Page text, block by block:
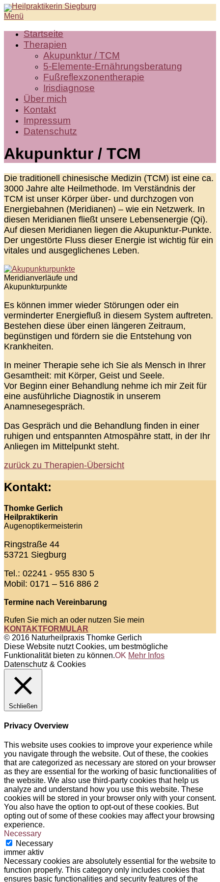
Zum
Inhalt
Menü
Startseite
Therapien
Akupunktur / TCM
5-Elemente-Ernährungsberatung
Fußreflexzonentherapie
Irisdiagnose
Über mich
Kontakt
Impressum
Datenschutz
Akupunktur / TCM
Die traditionell chinesische Medizin (TCM) ist eine ca.
3000 Jahre alte Heilmethode. Im Verständnis der
TCM ist unser Körper über- und durchzogen von
Energiebahnen (Meridianen) – wie ein Netzwerk. In
diesen Meridianen fließt unsere Lebensenergie (Qi).
Auf diesen Meridianen liegen die Akupunktur-Punkte.
Der ungestörte Fluss dieser Energie ist wichtig für ein
vitales und ausgeglichenes Leben.
Meridianverläufe und
Akupunkturpunkte
Es können immer wieder Störungen oder ein
verminderter Energiefluß in diesem System auftreten.
Bestehen diese über einen längeren Zeitraum,
begünstigen und fördern sie die Entstehung von
Krankheiten.
In meiner Therapie sehe ich Sie als Mensch in Ihrer
Gesamtheit: mit Körper, Geist und Seele.
Vor Beginn einer Behandlung nehme ich mir Zeit für
eine ausführliche Diagnostik in unserem
Anamnesegespräch.
Das Gespräch und die Behandlung finden in einer
ruhigen und entspannten Atmospähre statt, in der Ihr
Anliegen im Mittelpunkt steht.
zurück zu Therapien-Übersicht
Kontakt:
Thomke Gerlich
Heilpraktikerin
Augenoptikermeisterin
Ringstraße 44
53721 Siegburg
Tel.: 02241 - 955 830 5
Mobil: 0171 – 516 886 2
Termine nach Vereinbarung
Rufen Sie mich an oder nutzen Sie mein
KONTAKTFORMULAR
© 2016 Naturheilpraxis Thomke Gerlich
Diese Website nutzt Cookies, um bestmögliche
Funktionalität bieten zu können.OK Mehr Infos
Datenschutz & Cookies
Schließen
Privacy Overview
This website uses cookies to improve your experience while
you navigate through the website. Out of these, the cookies
that are categorized as necessary are stored on your browser
as they are essential for the working of basic functionalities of
the website. We also use third-party cookies that help us
analyze and understand how you use this website. These
cookies will be stored in your browser only with your consent.
You also have the option to opt-out of these cookies. But
opting out of some of these cookies may affect your browsing
experience.
Necessary
Necessary
immer aktiv
Necessary cookies are absolutely essential for the website to
function properly. This category only includes cookies that
ensures basic functionalities and security features of the